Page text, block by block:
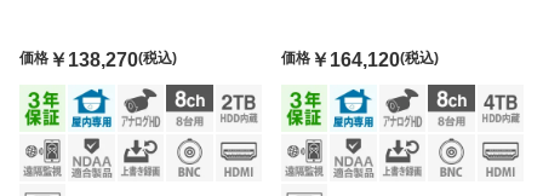
価格 ￥138,270(税込) 価格￥164,120(税込)